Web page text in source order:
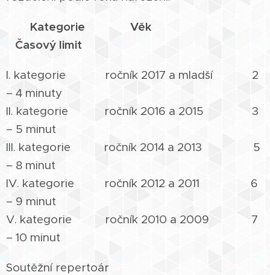
Kategorie Věk
Časový limit
I. kategorie ročník 2017 a mladší 2
– 4 minuty
II. kategorie ročník 2016 a 2015 3
– 5 minut
III. kategorie ročník 2014 a 2013 5
– 8 minut
IV. kategorie ročník 2012 a 2011 6
– 9 minut
V. kategorie ročník 2010 a 2009 7
– 10 minut
Soutěžní repertoár